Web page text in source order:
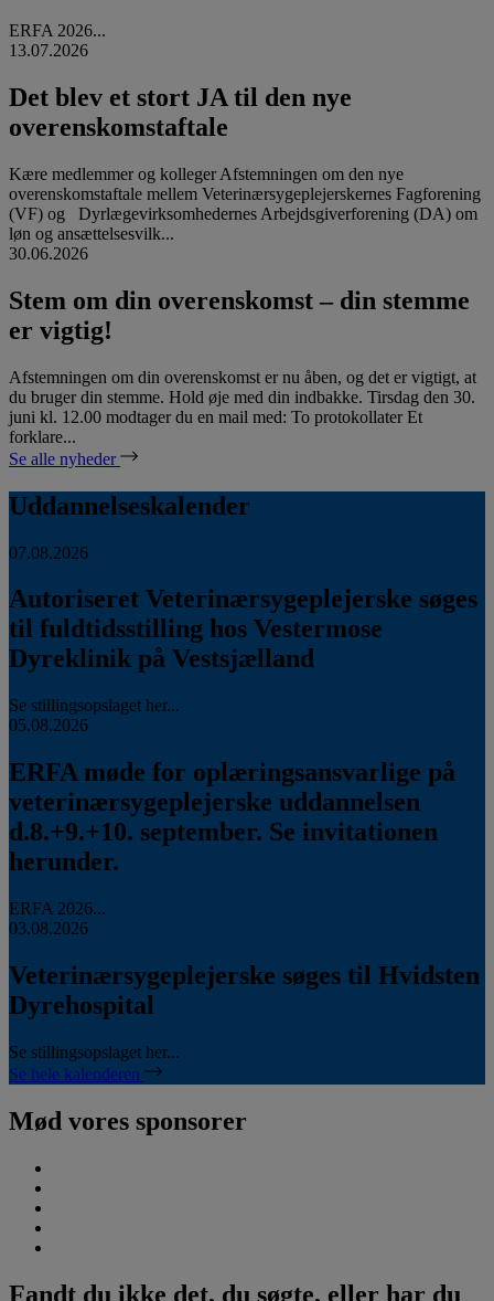
ERFA 2026...
13.07.2026
Det blev et stort JA til den nye
overenskomstaftale
Kære medlemmer og kolleger Afstemningen om den nye
overenskomstaftale mellem Veterinærsygeplejerskernes Fagforening
(VF) og Dyrlægevirksomhedernes Arbejdsgiverforening (DA) om
løn og ansættelsesvilk...
30.06.2026
Stem om din overenskomst – din stemme
er vigtig!
Afstemningen om din overenskomst er nu åben, og det er vigtigt, at
du bruger din stemme. Hold øje med din indbakke. Tirsdag den 30.
juni kl. 12.00 modtager du en mail med: To protokollater Et
forklare...
Se alle nyheder
Uddannelseskalender
07.08.2026
Autoriseret Veterinærsygeplejerske søges
til fuldtidsstilling hos Vestermose
Dyreklinik på Vestsjælland
Se stillingsopslaget her...
05.08.2026
ERFA møde for oplæringsansvarlige på
veterinærsygeplejerske uddannelsen
d.8.+9.+10. september. Se invitationen
herunder.
ERFA 2026...
03.08.2026
Veterinærsygeplejerske søges til Hvidsten
Dyrehospital
Se stillingsopslaget her...
Se hele kalenderen
Mød vores sponsorer
Fandt du ikke det, du søgte, eller har du